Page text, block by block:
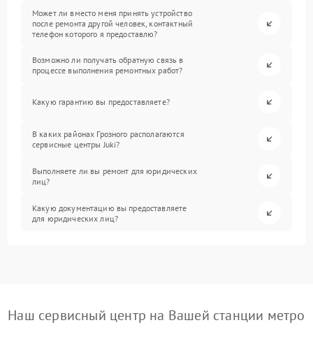
Может ли вместо меня принять устройство
после ремонта другой человек, контактный
телефон которого я предоставлю?
Возможно ли получать обратную связь в
процессе выполнения ремонтных работ?
Какую гарантию вы предоставляете?
В каких районах Грозного располагаются
сервисные центры Juki?
Выполняете ли вы ремонт для юридических
лиц?
Какую документацию вы предоставляете
для юридических лиц?
Наш сервисный центр на Вашей станции метро